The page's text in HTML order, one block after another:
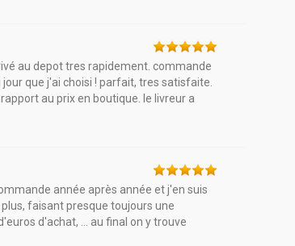
au depot tres rapidement. commande
que j'ai choisi ! parfait, tres satisfaite.
au prix en boutique. le livreur a
année après année et j'en suis
faisant presque toujours une
d'achat, ... au final on y trouve